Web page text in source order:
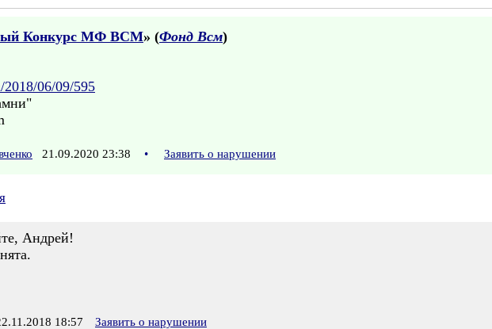
ый Конкурс МФ ВСМ» (Фонд Всм)
06/09/595
21.09.2020 23:38 • Заявить о нарушении
Андрей!
18:57 Заявить о нарушении